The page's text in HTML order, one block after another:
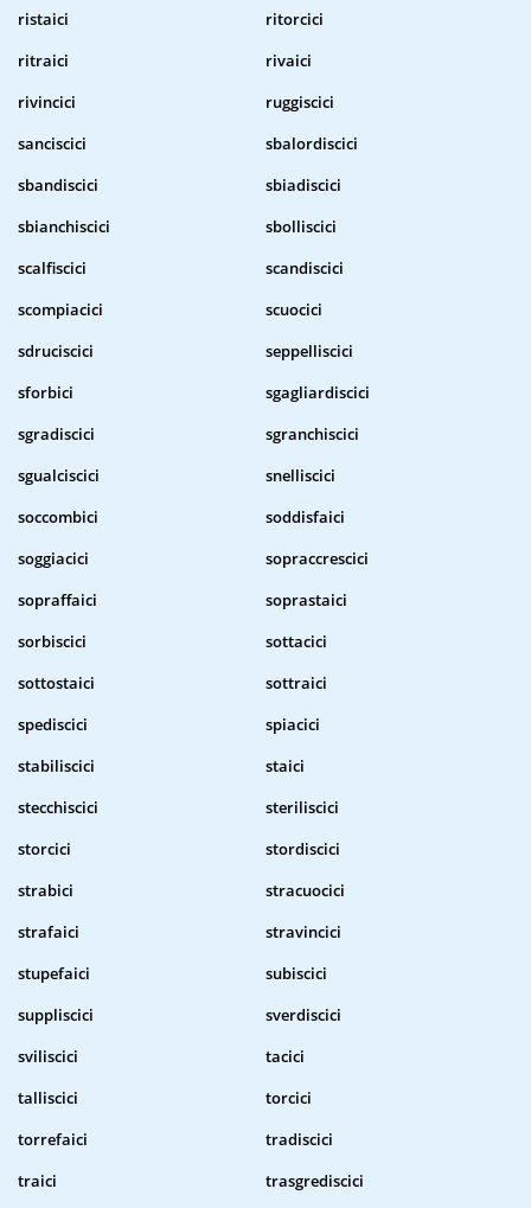
ristaici
ritorcici
ritraici
rivaici
rivincici
ruggiscici
sanciscici
sbalordiscici
sbandiscici
sbiadiscici
sbianchiscici
sbolliscici
scalfiscici
scandiscici
scompiacici
scuocici
sdruciscici
seppelliscici
sforbici
sgagliardiscici
sgradiscici
sgranchiscici
sgualciscici
snelliscici
soccombici
soddisfaici
soggiacici
sopraccrescici
sopraffaici
soprastaici
sorbiscici
sottacici
sottostaici
sottraici
spediscici
spiacici
stabiliscici
staici
stecchiscici
steriliscici
storcici
stordiscici
strabici
stracuocici
strafaici
stravincici
stupefaici
subiscici
suppliscici
sverdiscici
sviliscici
tacici
talliscici
torcici
torrefaici
tradiscici
traici
trasgrediscici